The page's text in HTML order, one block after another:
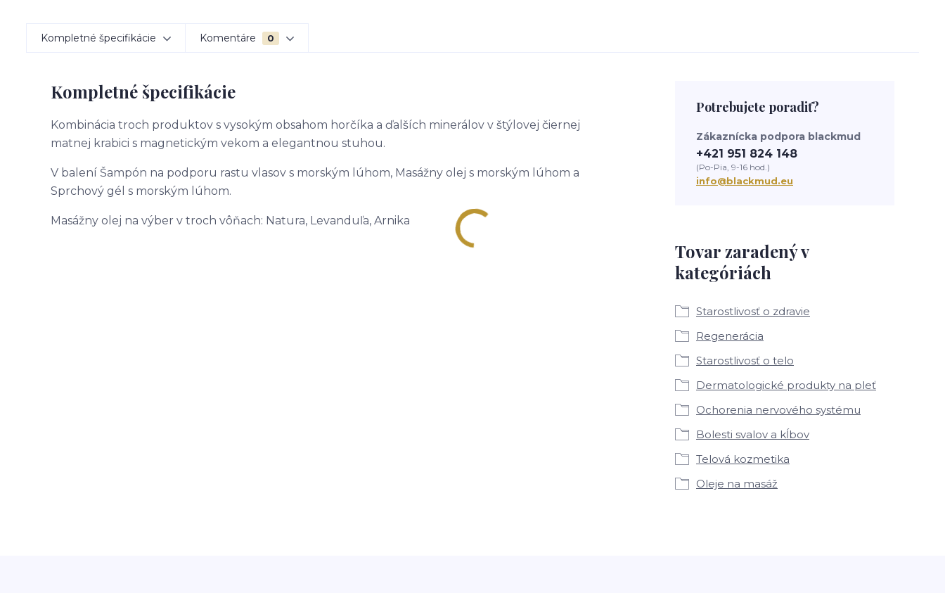
Kompletné špecifikácie Komentáre 0
Kompletné špecifikácie
Kombinácia troch produktov s vysokým obsahom horčíka a ďalších minerálov v štýlovej čiernej
matnej krabici s magnetickým vekom a elegantnou stuhou.
V balení Šampón na podporu rastu vlasov s morským lúhom, Masážny olej s morským lúhom a
Sprchový gél s morským lúhom.
Masážny olej na výber v troch vôňach: Natura, Levanduľa, Arnika
Tovar zaradený v
kategóriách
Starostlivosť o zdravie
Regenerácia
Starostlivosť o telo
Dermatologické produkty na pleť
Ochorenia nervového systému
Bolesti svalov a kĺbov
Telová kozmetika
Oleje na masáž
Potrebujete poradiť?
Zákaznícka podpora blackmud
+421 951 824 148
(Po-Pia, 9-16 hod.)
info@blackmud.eu